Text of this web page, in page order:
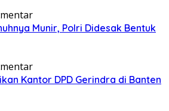
Munir, Polri Didesak Bentuk
Kantor DPD Gerindra di Banten